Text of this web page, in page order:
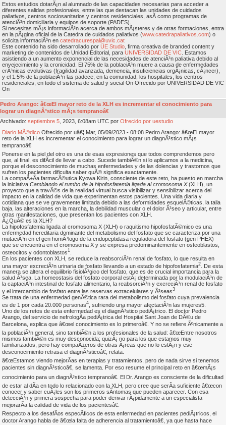
Estos estudios dotarÃ¡n al alumnado de las capacidades necesarias para acceder a
diferentes salidas profesionales, entre las que destacan las unidades de cuidados
paliativos, centros sociosanitarios y centros residenciales, asÃ­ como programas de
atenciÃ³n domiciliaria y equipos de soporte (PADES).
Si necesitas mÃ¡s informaciÃ³n acerca de ambos mÃ¡steres y de otras formaciones, entra
en la pÃ¡gina oficial de la Catedra de cuidados paliativos (www.catedrapaliativos.com) o
solicita informaciÃ³n en catedracurespal@uvic.cat
Este contenido ha sido desarrollado por UE Studio , firma creativa de branded content y
marketing de contenidos de Unidad Editorial, para UNIVERSIDAD DE VIC . Estamos
asistiendo a un aumento exponencial de las necesidades de atenciÃ³n paliativa debido al
envejecimiento y la cronicidad. El 75% de la poblaciÃ³n muere a causa de enfermedades
crÃ³nicas evolutivas (fragilidad avanzada, demencia, insuficiencias orgÃ¡nicas, cÃ¡ncer),
y el 1.5% de la poblaciÃ³n las padece; en la comunidad, los hospitales, los centros
residenciales, en todo el sistema de salud y social On Ofrecido por UNIVERSIDAD DE VIC
On
Pedro Arango: â€œEl mayor reto de la XLH es incrementar el conocimiento para
lograr un diagnÃ³stico mÃ¡s tempranoâ€
Archivado: septiembre 5 , 2023, 6:08am UTC por Ofrecido por uestudio
Diario MÃ©dico Ofrecido por uâ€¦ Mar, 05/09/2023 - 08:08 Pedro Arango: â€œEl mayor
reto de la XLH es incrementar el conocimiento para lograr un diagnÃ³stico mÃ¡s
tempranoâ€
Ponerse en la piel del otro es una de esas expresiones que todos comprendemos pero
que, al final, es difÃ­cil de llevar a cabo. Sucede tambiÃ©n si lo aplicamos a la medicina,
porque el desconocimiento de muchas enfermedades y de las dolencias y trastornos que
sufren los pacientes dificulta saber quÃ© significa exactamente.
La compaÃ±Ã­a farmacÃ©utica Kyowa Kirin, consciente de este reto, ha puesto en marcha
la iniciativa Cambiando el rumbo de la hipofosfatemia ligada al cromosoma X(XLH), un
proyecto que a travÃ©s de la realidad virtual busca visibilizar y sensibilizar acerca del
impacto en la calidad de vida que experimentan estos pacientes. Una vida diaria y
cotidiana que se ve gravemente limitada debido a las deformidades esquelÃ©ticas, la talla
baja, las alteraciones en la marcha, la debilidad muscular o el dolor Ã³seo y articular, entre
otras manifestaciones, que presentan los pacientes con XLH.
Â¿QuÃ© es la XLH?
La hipofosfatemia ligada al cromosoma X (XLH) o raquitismo hipofosfatÃ©mico es una
enfermedad hereditaria dominante del metabolismo del fosfato que se caracteriza por una
mutaciÃ³n en el gen homÃ³logo de la endopeptidasa reguladora del fosfato (gen PHEX)
que se encuentra en el cromosoma X y se expresa predominantemente en osteoblastos,
osteocitos y odontoblastos 1
En los pacientes con XLH, se reduce la reabsorciÃ³n renal de fosfato, lo que resulta en
una mayor excreciÃ³n urinaria de fosfato llevando a un estado de hipofosfatemia2 . De esta
manera se altera el equilibrio fisiolÃ³gico del fosfato, que es de crucial importancia para la
salud Ã³sea. La homeostasis del fosfato corporal estÃ¡ determinada por la modulaciÃ³n de
la captaciÃ³n intestinal de fosfato alimentario, la reabsorciÃ³n y excreciÃ³n renal de fosfato
y el intercambio de fosfato entre las reservas extracelulares y Ã³seas3
Se trata de una enfermedad genÃ©tica rara del metabolismo del fosfato cuya prevalencia
es de 1 por cada 20.000 personas4 , sufriendo una mayor afectaciÃ³n las mujeres5.
Uno de los retos de esta enfermedad es el diagnÃ³stico pediÃ¡trico. El doctor Pedro
Arango, del servicio de nefrologÃ­a pediÃ¡trica del Hospital Sant Joan de DÃ©u de
Barcelona, explica que â€œel conocimiento es lo primeroâ€. Y no se refiere Ãºnicamente a
la poblaciÃ³n general, sino tambiÃ©n a los profesionales de la salud: â€œEntre nosotros
mismos tambiÃ©n es muy desconocida; quizÃ¡ no para los que estamos muy
familiarizados, pero hay compaÃ±eros de otras Ã¡reas que no lo estÃ¡n y ese
desconocimiento retrasa el diagnÃ³sticoâ€, relata.
â€œEstamos viendo mejorÃ­as en terapias y tratamientos, pero de nada sirve si tenemos
pacientes sin diagnÃ³sticoâ€, se lamenta. Por eso resume el principal reto en â€œmÃ¡s
conocimiento para un diagnÃ³stico tempranoâ€. El Dr. Arango es consciente de la dificultad
de estar al dÃ­a en todo lo relacionado con la XLH, pero cree que serÃ­a suficiente â€œcon
conocer y saber cuÃ¡les son los primeros sÃ­ntomas que pueden aparecer. Con esa
detecciÃ³n y primera sospecha para poder derivar rÃ¡pidamente a un especialista
mejorarÃ­a la calidad de vida de los pacientesâ€.
Respecto a los desafÃ­os especÃ­ficos de esta enfermedad en pacientes pediÃ¡tricos, el
doctor Arango habla de â€œla falta de adherencia al tratamientoâ€, ya que hasta hace